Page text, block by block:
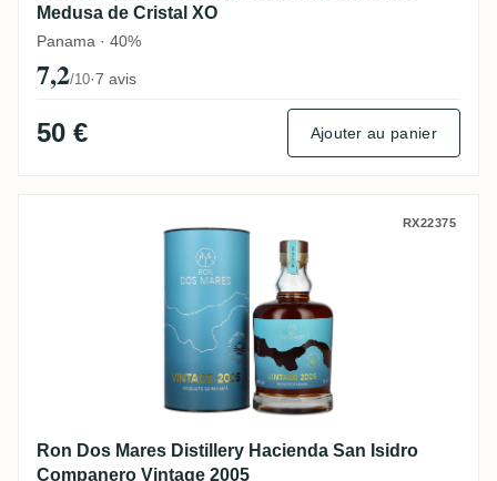
Medusa de Cristal XO
Panama · 40%
7,2/10·7 avis
50 € Ajouter au panier
Ron Dos Mares Distillery Hacienda San
RX22375
Ron Dos Mares Distillery Hacienda San Isidro
Companero Vintage 2005